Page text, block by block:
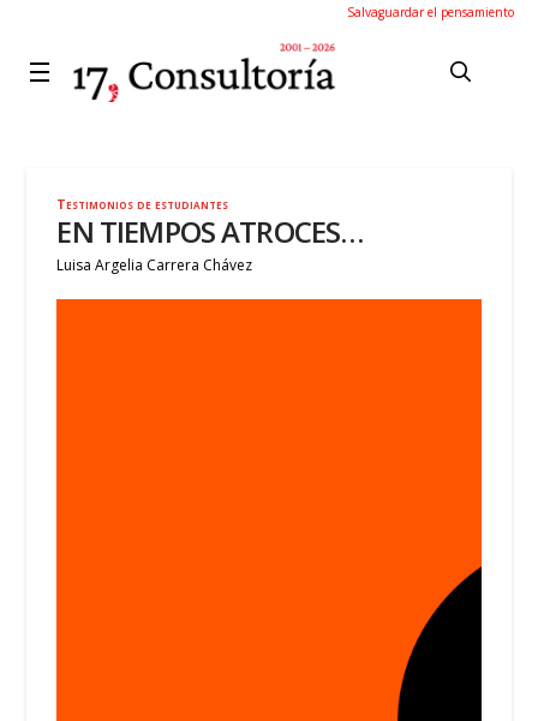
Salvaguardar el pensamiento
Testimonios de estudiantes
EN TIEMPOS ATROCES…
Luisa Argelia Carrera Chávez